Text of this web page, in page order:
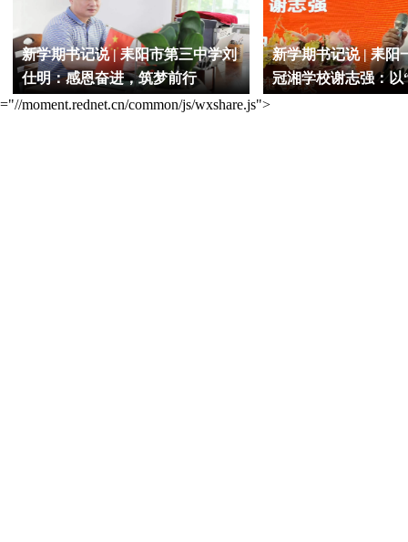
新学期书记说 | 耒阳市第三中学刘
仕明：感恩奋进，筑梦前行
新学期书记说 | 耒阳
冠湘学校谢志强：以
="//moment.rednet.cn/common/js/wxshare.js">